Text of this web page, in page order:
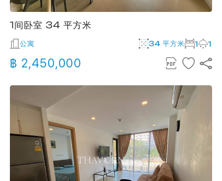
1间卧室 34 平方米
公寓 34 平方米 1 1
฿ 2,450,000